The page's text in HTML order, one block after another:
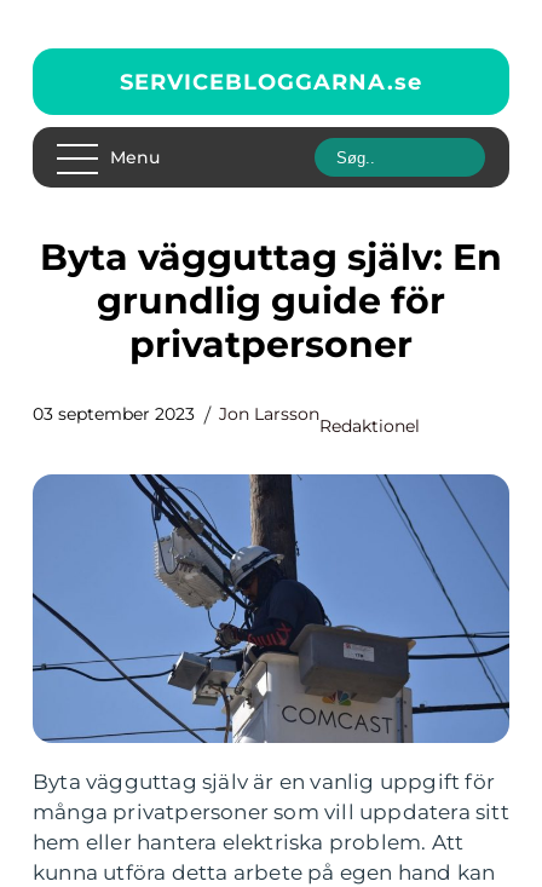
SERVICEBLOGGARNA.se
Menu
Byta vägguttag själv: En
grundlig guide för
privatpersoner
03 september 2023 Jon Larsson
Redaktionel
Byta vägguttag själv är en vanlig uppgift för
många privatpersoner som vill uppdatera sitt
hem eller hantera elektriska problem. Att
kunna utföra detta arbete på egen hand kan